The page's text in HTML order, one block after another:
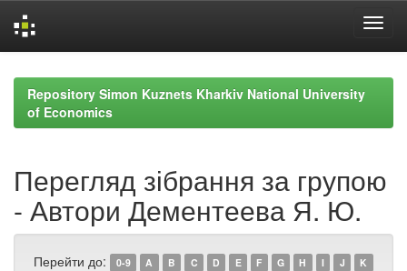
navigationRepository Simon Kuznets Kharkiv National University
of Economics
Перегляд зібрання за групою
- Автори Дементеева Я. Ю.
Перейти до: 0-9 A B C D E F G H I J
K